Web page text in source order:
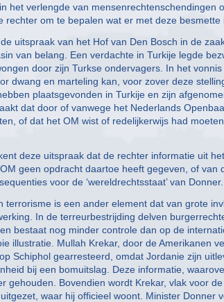
het verlengde van
rechter om te bepalen wat er met deze besmette
uitspraak van het Hof van Den Bosch in de
van belang. Een verdachte in Turkije legde
door zijn Turkse ondervagers. In het
dwang en marteling kan, voor zover deze
plaatsgevonden in Turkije en zijn
dat door of vanwege het Nederlands
of dat het OM wist of redelijkerwijs had
deze uitspraak dat de rechter informatie uit
geen opdracht daartoe heeft gegeven, of
voor de ‘wereldrechtsstaat’ van Donner.
terrorisme is een ander element dat van grote
In de terreurbestrijding delven
bestaat nog minder controle dan op de
illustratie. Mullah Krekar, door de Amerikanen
Schiphol gearresteerd, omdat Jordanie zijn
bij een bomuitslag. Deze informatie,
gehouden. Bovendien wordt Krekar, vlak voor
waar hij officieel woont. Minister Donner